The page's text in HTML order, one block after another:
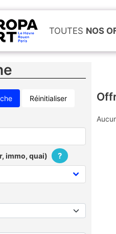
TOUTES NOS
Réinitialiser
immo, quai) ?